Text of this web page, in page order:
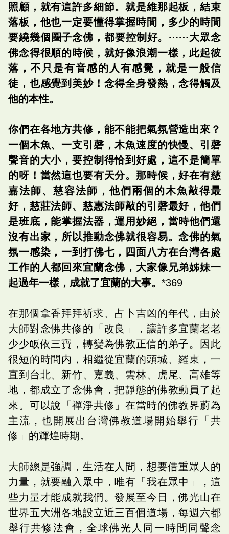
照顧，就有這許多細節。就是維那起板，結束
落板，他也一定要懂得掌握時間，多少的時間
要繞幾個圈子念佛，都要控制好。⋯⋯大眾念
佛念得很順的時候，就好像浪潮一樣，此起彼
落，不只是有音感的人有感覺，就是一般信
徒，也感覺到美妙！念得全身發熱，念得觸及
他的本性。
你們在各地方共修，能不能把氣氛營造出來？
一個木魚、一支引磬，木魚速度的快慢、引磬
聲音的大小，要控制得恰到好處，這不是簡單
的呀！當然這也要有天分。那時候，好在有慈
嘉法師、慈容法師，他們兩個的木魚敲得最
好，慈莊法師、慈惠法師敲的引磬最好，他們
是班底，能掌握法器，運用妙絕，當時他們還
沒有出家，所以推動念佛就很容易。念佛的氣
氛一感染，一到打佛七，四面八方在台灣各處
工作的人都回來宜蘭念佛，大家像兄弟姊妹一
起過年一樣，成就了宜蘭的大事。 *369
在那個拿香拜拜祈求、占卜吉凶的年代，由於
大師對念佛共修的「改良」，讓許多宜蘭老老
少少皈依三寶，轉變為佛教正信的弟子。因此
很短的時間内，相繼從宜蘭的頭城、羅東，一
直到台北、新竹、嘉義、雲林、虎尾、高雄等
地，都成立了念佛會，把靜態的佛教動員了起
來。可以說「禪淨共修」在當時的佛教界蔚為
主流，也開展出台灣佛教道場開始舉行「共
修」的輝煌時期。
大師總是強調，生活在人間，想要借重眾人的
力量，就要融入眾中，唯有「我在眾中」，這
些力量才能成就我們。發展至今日，佛光山在
世界五大洲各地設立近三百個道場，每週六都
舉行共修法會，全球佛光人同一時間同聲念